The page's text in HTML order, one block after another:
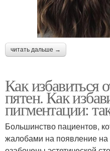
читать дальше →
Как избавиться
пятен. Как
пигментации:
Большинство пациентов,
жалобами на появление на